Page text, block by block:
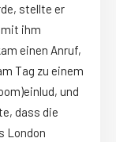
stellte er
ihm
einen Anruf,
Tag zu einem
und
dass die
London